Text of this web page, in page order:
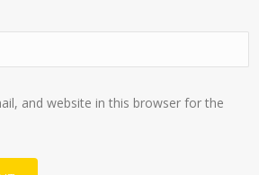
and website in this browser for the